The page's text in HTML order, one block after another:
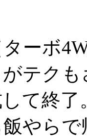
ターボ
テクも
て終了
やら